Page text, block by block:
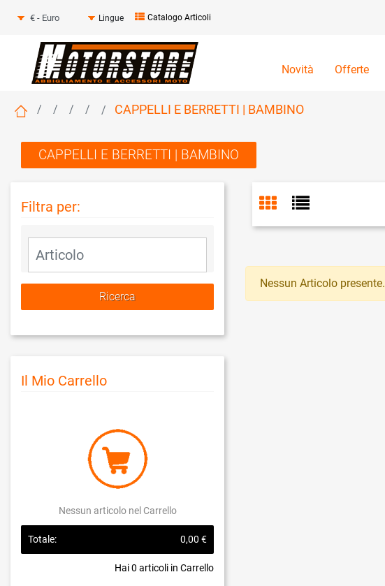
Seleziona una valuta
Lingue Catalogo Articoli
Novità Offerte
CAPPELLI E BERRETTI | BAMBINO
CAPPELLI E BERRETTI | BAMBINO
Filtra per:
La modifica di un filtro aggiorna automaticamente gli altri filtri disponibili.
Il Mio Carrello
Nessun articolo nel Carrello
Hai0 articoli in Carrello
Totale: 0,00 €
Nessun Articolo presente.